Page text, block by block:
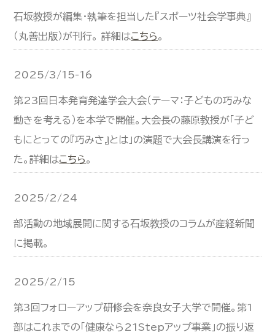
石坂教授が編集・執筆を担当した『スポーツ社会学事典』
（丸善出版）が刊行。 詳細はこちら。
2025/3/15-16
第23回日本発育発達学会大会（テーマ：子どもの巧みな
動きを考える）を本学で開催。大会長の藤原教授が「子ど
もにとっての『巧みさ』とは」の演題で大会長講演を行っ
た。詳細はこちら。
2025/2/24
部活動の地域展開に関する石坂教授のコラムが産経新聞
に掲載。
2025/2/15
第3回フォローアップ研修会を奈良女子大学で開催。第1
部はこれまでの「健康なら21Stepアップ事業」の振り返